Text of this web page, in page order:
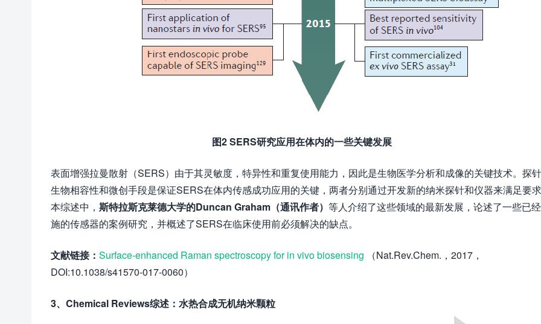
图2 SERS研究应用在体内的一些关键发展
表面增强拉曼散射（SERS）由于其灵敏度，特异性和重复使用能力，因此是生物医学分析和成像的关键技术。探
生物相容性和微创手段是保证SERS在体内传感成功应用的关键，两者分别通过开发新的纳米探针和仪器来满足要
本综述中， 斯特拉斯克莱德大学的Duncan Graham（通讯作者） 等人介绍了这些领域的最新发展，论述了一些已
施的传感器的案例研究，并概述了SERS在临床使用前必须解决的缺点。
文献链接： Surface-enhanced Raman spectroscopy for in vivo biosensing （Nat.Rev.Chem.，2017，
DOI:10.1038/s41570-017-0060）
3、Chemical Reviews综述：水热合成无机纳米颗粒